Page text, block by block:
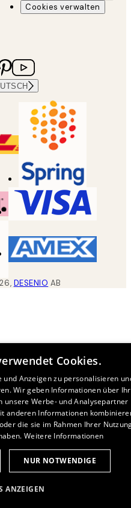
Cookies verwalten
, DESENIO AB
Cookies.
Anzeigen zu personalisieren
Wir geben Informationen über
unsere Werbe- und Analysepartner
anderen Informationen
die sie im Rahmen Ihrer
Weitere Informationen
NUR NOTWENDIGE
ANZEIGEN